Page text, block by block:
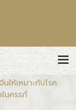
ให้เหมาะกับโรค
นครรภ์